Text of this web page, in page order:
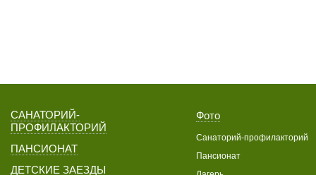
САНАТОРИЙ-
ПРОФИЛАКТОРИЙ
ПАНСИОНАТ
ДЕТСКИЕ ЗАЕЗДЫ
Фото
Санаторий-профилакторий
Пансионат